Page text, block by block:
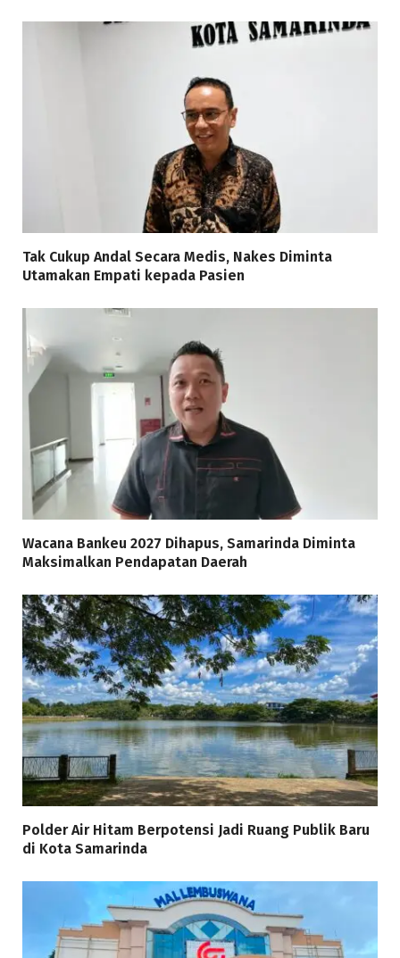
Tak Cukup Andal Secara Medis, Nakes Diminta
Utamakan Empati kepada Pasien
Wacana Bankeu 2027 Dihapus, Samarinda Diminta
Maksimalkan Pendapatan Daerah
Polder Air Hitam Berpotensi Jadi Ruang Publik Baru
di Kota Samarinda